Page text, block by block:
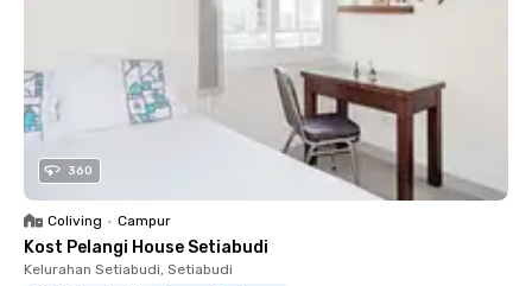
360
Coliving • Campur
Kost Pelangi House Setiabudi
Kelurahan Setiabudi, Setiabudi